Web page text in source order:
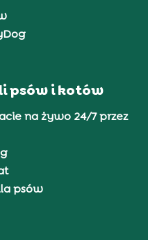
psów i kotów
na żywo 24/7 przez
psów